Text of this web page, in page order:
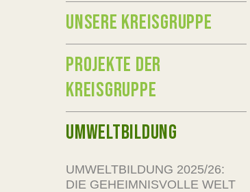
UNSERE KREISGRUPPE
PROJEKTE DER
KREISGRUPPE
UMWELTBILDUNG
UMWELTBILDUNG 2025/26:
DIE GEHEIMNISVOLLE WELT